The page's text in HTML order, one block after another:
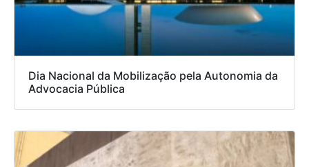
Dia Nacional da Mobilização pela Autonomia da
Advocacia Pública